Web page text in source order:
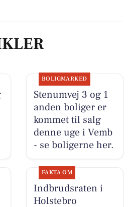
BOLIGMARKED
Stenumvej 3 og 1
anden boliger er
kommet til salg
denne uge i Vemb
- se boligerne her.
FAKTA OM
Indbrudsraten i
Holstebro